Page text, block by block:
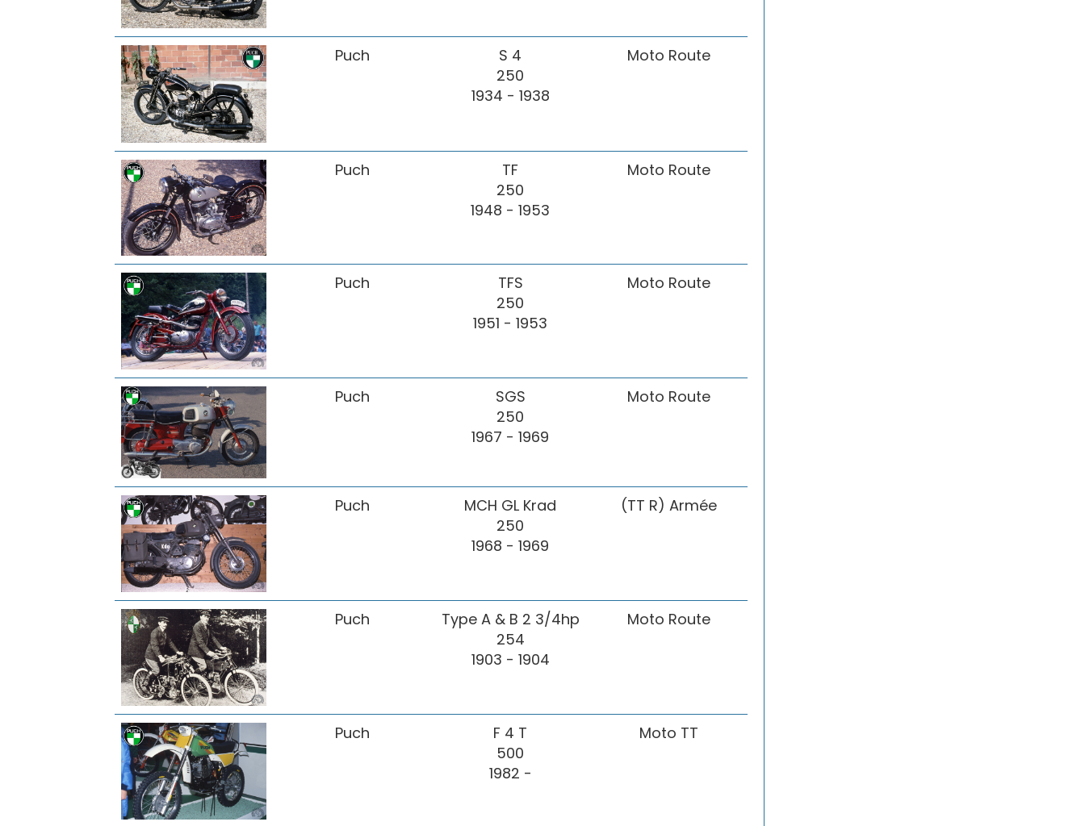
Puch
S 4
250
1934 - 1938
Moto Route
Puch
TF
250
1948 - 1953
Moto Route
Puch
TFS
250
1951 - 1953
Moto Route
Puch
SGS
250
1967 - 1969
Moto Route
Puch
MCH GL Krad
250
1968 - 1969
(TT R) Armée
Puch
Type A & B 2 3/4hp
254
1903 - 1904
Moto Route
Puch
F 4 T
500
1982 -
Moto TT